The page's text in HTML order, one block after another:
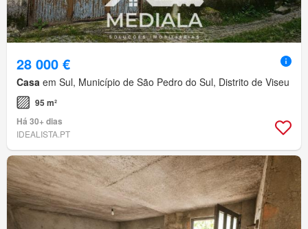
28 000 €
Casa em Sul, Município de São Pedro do Sul, Distrito de Viseu
95 m²
Há 30+ dias
IDEALISTA.PT